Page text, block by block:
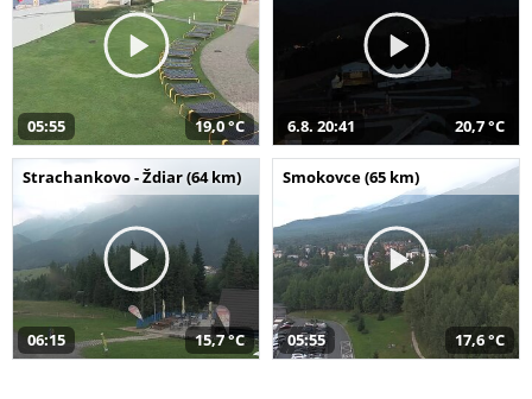
05:55 19,0 °C 6.8. 20:41 20,7 °C
Strachankovo - Ždiar (64 km)
06:15 15,7 °C
Smokovce (65 km)
05:55 17,6 °C